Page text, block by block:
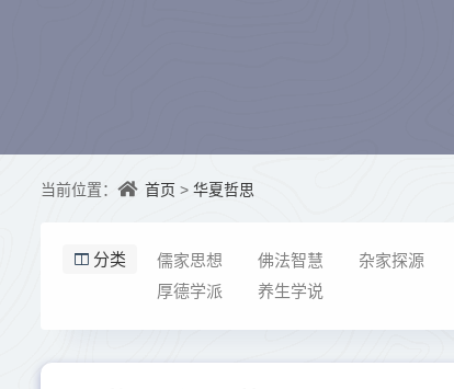
当前位置： 首页 > 华夏哲思
分类 儒家思想 佛法智慧 杂家探源
厚德学派
养生学说